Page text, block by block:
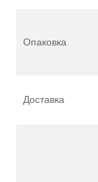
Опаковка
Доставка